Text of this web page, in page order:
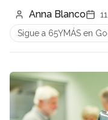
Anna Blanco
Sigue a 65YMÁS en